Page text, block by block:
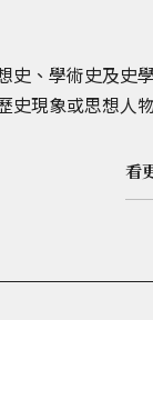
史、學術史及史
史現象或思想人
看